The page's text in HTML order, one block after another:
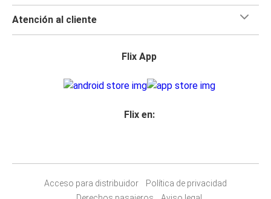
Atención al cliente
Flix App
Flix en:
Acceso para distribuidor
Política de privacidad